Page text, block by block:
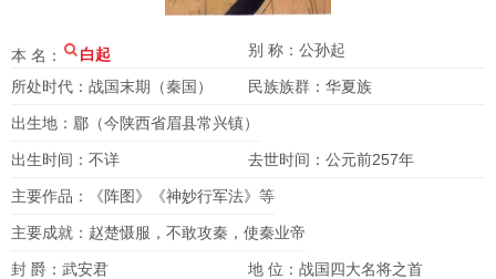
本 名： 白起 别 称：公孙起
所处时代：战国末期（秦国） 民族族群：华夏族
出生地：郿（今陕西省眉县常兴镇）
出生时间：不详 去世时间：公元前257年
主要作品：《阵图》《神妙行军法》等
主要成就：赵楚慑服，不敢攻秦，使秦业帝
封 爵：武安君 地 位：战国四大名将之首